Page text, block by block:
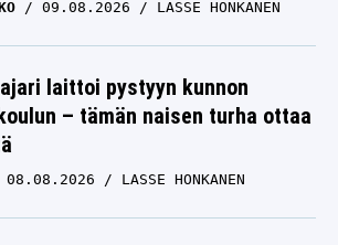
LASSE HONKANEN
pois Cadillacin F1-
autosta – lausui viisi
kaiken
SERGIO PEREZ
27.01.2026
09.08.2026 LASSE HONKANEN
laittoi pystyyn kunnon
– tämän naisen turha ottaa
08.08.2026 LASSE HONKANEN